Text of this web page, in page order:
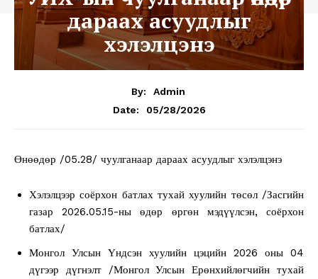
дараах асуудлыг
хэлэлцэнэ
By:
Admin
Date:
05/28/2026
Өнөөдөр /05.28/ чуулганаар дараах асуудлыг хэлэлцэнэ
Хэлэлцээр соёрхон батлах тухай хуулийн төсөл /Засгийн
газар 2026.05.15-ны өдөр өргөн мэдүүлсэн, соёрхон
батлах/
Монгол Улсын Үндсэн хуулийн цэцийн 2026 оны 04
дүгээр дүгнэлт /Монгол Улсын Ерөнхийлөгчийн тухай